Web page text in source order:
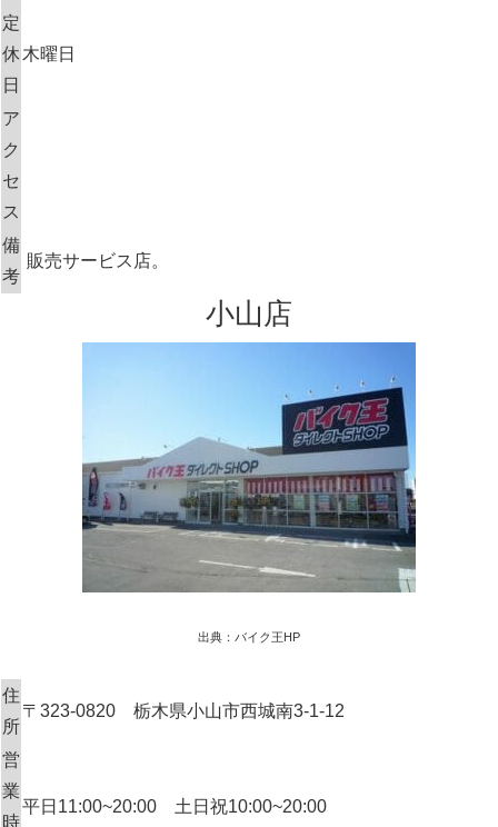
定
休
日
木曜日
ア
ク
セ
ス
備
考
販売サービス店。
小山店
出典：バイク王HP
住
所
〒323-0820 栃木県小山市西城南3-1-12
営
業
時
平日11:00~20:00 土日祝10:00~20:00